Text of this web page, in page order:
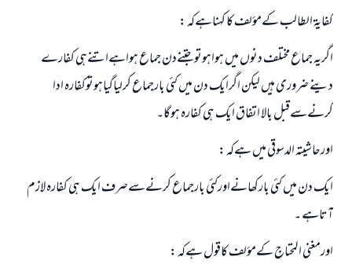
کفایۃ الطالب کےمؤلف کا کہناہےکہ :
اگریہ جماع مختلف دنوں میں ہواہوتوجتنےدن جماع ہواہےاتنےہی کفارے
دینے ضروری ہیں لیکن اگرایک دن میں کئی بارجماع کرلیاگیاہوتوکفارہ ادا
کرنےسےقبل بالا اتفاق ایک ہی کفارہ ہوگا۔
اورحاشیتہ الدسوقی میں ہےکہ :
ایک دن میں کئی بارکھانےاورکئی بارجماع کرنےسےصرف ایک ہی کفارہ لازم
آتاہے ۔
اورمغنی المحتاج کےمؤلف کاقول ہےکہ :